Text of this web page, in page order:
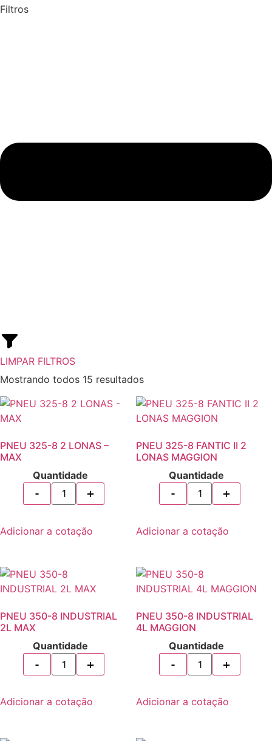
Filtros
LIMPAR FILTROS
Mostrando todos 15 resultados
PNEU 325-8 2 LONAS –
MAX
Quantidade
Adicionar a cotação
PNEU 325-8 FANTIC II 2
LONAS MAGGION
Quantidade
Adicionar a cotação
PNEU 350-8 INDUSTRIAL
2L MAX
Quantidade
Adicionar a cotação
PNEU 350-8 INDUSTRIAL
4L MAGGION
Quantidade
Adicionar a cotação